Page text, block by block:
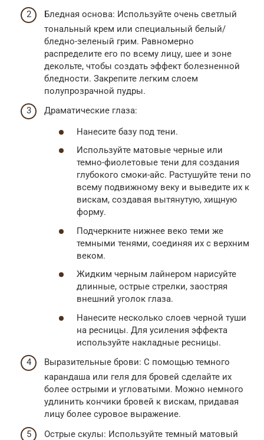
Бледная основа: Используйте очень светлый
тональный крем или специальный белый/
бледно-зеленый грим. Равномерно
распределите его по всему лицу, шее и зоне
декольте, чтобы создать эффект болезненной
бледности. Закрепите легким слоем
полупрозрачной пудры.
Драматические глаза:
Нанесите базу под тени.
Используйте матовые черные или
темно-фиолетовые тени для создания
глубокого смоки-айс. Растушуйте тени по
всему подвижному веку и выведите их к
вискам, создавая вытянутую, хищную
форму.
Подчеркните нижнее веко теми же
темными тенями, соединяя их с верхним
веком.
Жидким черным лайнером нарисуйте
длинные, острые стрелки, заостряя
внешний уголок глаза.
Нанесите несколько слоев черной туши
на ресницы. Для усиления эффекта
используйте накладные ресницы.
Выразительные брови: С помощью темного
карандаша или геля для бровей сделайте их
более острыми и угловатыми. Можно немного
удлинить кончики бровей к вискам, придавая
лицу более суровое выражение.
Острые скулы: Используйте темный матовый